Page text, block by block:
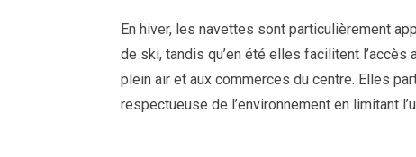
En hiver, les navettes sont particulièrement
de ski, tandis qu’en été elles facilitent
plein air et aux commerces du centre. Elles
respectueuse de l’environnement en limitant